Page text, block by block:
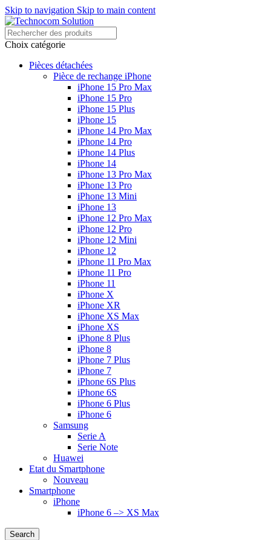
Skip to navigation Skip to main content
Choix catégorie
Pièces détachées
Pièce de rechange iPhone
iPhone 15 Pro Max
iPhone 15 Pro
iPhone 15 Plus
iPhone 15
iPhone 14 Pro Max
iPhone 14 Pro
iPhone 14 Plus
iPhone 14
iPhone 13 Pro Max
iPhone 13 Pro
iPhone 13 Mini
iPhone 13
iPhone 12 Pro Max
iPhone 12 Pro
iPhone 12 Mini
iPhone 12
iPhone 11 Pro Max
iPhone 11 Pro
iPhone 11
iPhone X
iPhone XR
iPhone XS Max
iPhone XS
iPhone 8 Plus
iPhone 8
iPhone 7 Plus
iPhone 7
iPhone 6S Plus
iPhone 6S
iPhone 6 Plus
iPhone 6
Samsung
Serie A
Serie Note
Huawei
Etat du Smartphone
Nouveau
Smartphone
iPhone
iPhone 6 –> XS Max
Search